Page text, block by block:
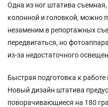
Одна из ног штатива
колонной и головкой, можно
незаменим в репортажных
передвигаться, но
из-за недостаточного
Быстрая подготовка к
Новый дизайн штатива
поворачивающиеся на 180